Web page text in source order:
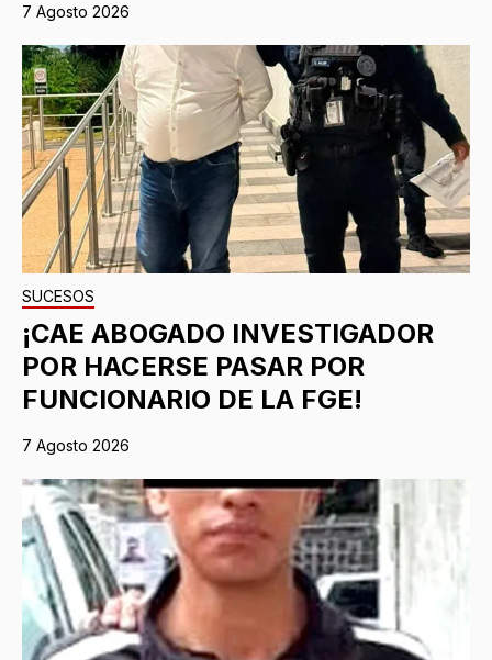
7 Agosto 2026
SUCESOS
¡CAE ABOGADO INVESTIGADOR
POR HACERSE PASAR POR
FUNCIONARIO DE LA FGE!
7 Agosto 2026